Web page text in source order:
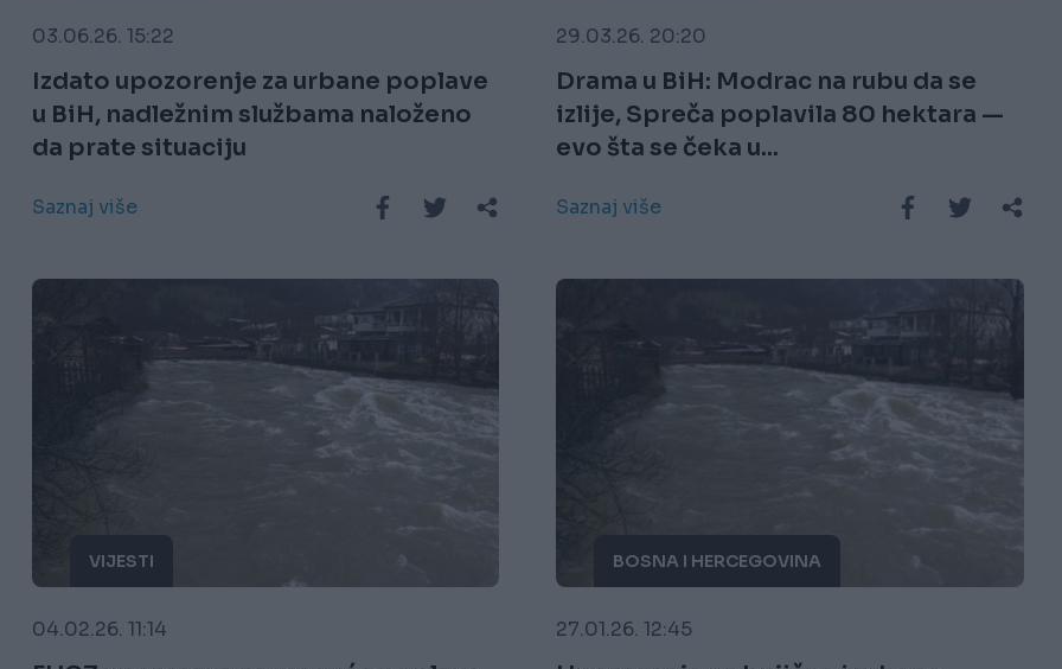
03.06.26. 15:22
Izdato upozorenje za urbane poplave
u BiH, nadležnim službama naloženo
da prate situaciju
Saznaj više
29.03.26. 20:20
Drama u BiH: Modrac na rubu da se
izlije, Spreča poplavila 80 hektara —
evo šta se čeka u...
Saznaj više
VIJESTI
04.02.26. 11:14
BOSNA I HERCEGOVINA
27.01.26. 12:45